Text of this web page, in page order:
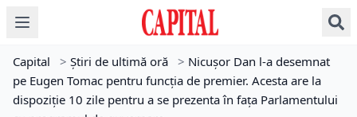
Capital > Știri de ultimă oră > Nicușor Dan l-a desemnat
pe Eugen Tomac pentru funcția de premier. Acesta are la
dispoziție 10 zile pentru a se prezenta în fața Parlamentului